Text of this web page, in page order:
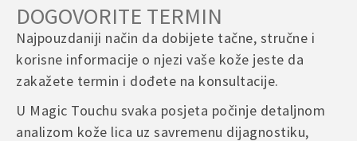
DOGOVORITE TERMIN
Najpouzdaniji način da dobijete tačne, stručne i
korisne informacije o njezi vaše kože jeste da
zakažete termin i dođete na konsultacije.
U Magic Touchu svaka posjeta počinje detaljnom
analizom kože lica uz savremenu dijagnostiku,